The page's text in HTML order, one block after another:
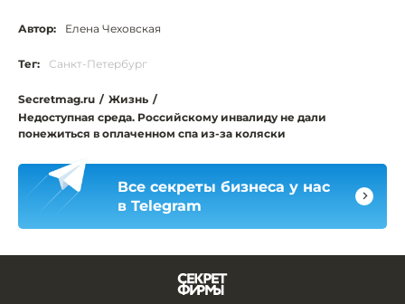
Автор: Елена Чеховская
Тег: Санкт-Петербург
Secretmag.ru / Жизнь /
Недоступная среда. Российскому инвалиду не дали
понежиться в оплаченном спа из-за коляски
Все секреты бизнеса у нас
в Telegram